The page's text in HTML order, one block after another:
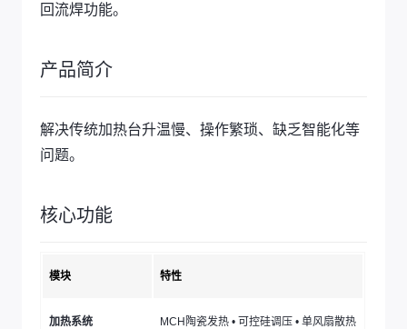
回流焊功能。
产品简介
解决传统加热台升温慢、操作繁琐、缺乏智能化等
问题。
核心功能
模块 特性
加热系统 MCH陶瓷发热 • 可控硅调压 • 单风扇散热